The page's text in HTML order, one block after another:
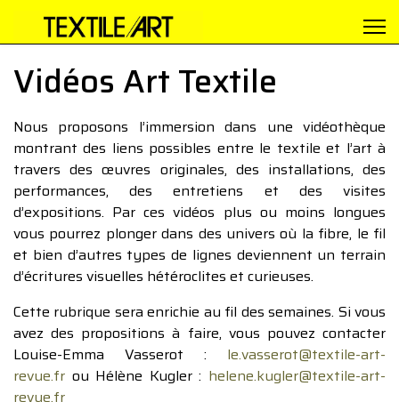
Vidéos Art Textile
Nous proposons l’immersion dans une vidéothèque
montrant des liens possibles entre le textile et l’art à
travers des œuvres originales, des installations, des
performances, des entretiens et des visites
d’expositions. Par ces vidéos plus ou moins longues
vous pourrez plonger dans des univers où la fibre, le fil
et bien d’autres types de lignes deviennent un terrain
d’écritures visuelles hétéroclites et curieuses.
Cette rubrique sera enrichie au fil des semaines. Si vous
avez des propositions à faire, vous pouvez contacter
Louise-Emma Vasserot : le.vasserot@textile-art-
revue.fr ou Hélène Kugler : helene.kugler@textile-art-
revue.fr